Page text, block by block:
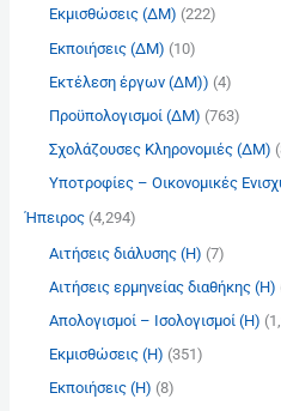
Εκμισθώσεις (ΔΜ) (222)
Εκποιήσεις (ΔΜ) (10)
Εκτέλεση έργων (ΔΜ)) (4)
Προϋπολογισμοί (ΔΜ) (763)
Σχολάζουσες Κληρονομιές (ΔΜ)
Υποτροφίες – Οικονομικές
Ήπειρος(4,294)
Αιτήσεις διάλυσης (Η) (7)
Αιτήσεις ερμηνείας διαθήκης (Η)
Απολογισμοί – Ισολογισμοί (Η)
Εκμισθώσεις (Η) (351)
Εκποιήσεις (Η) (8)